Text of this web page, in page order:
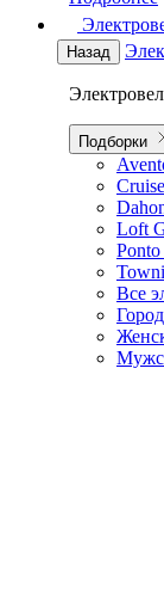
Назад
Подборки
Loft
Все